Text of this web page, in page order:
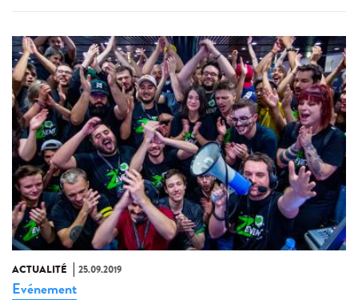
ACTUALITÉ 25.09.2019
Evénement